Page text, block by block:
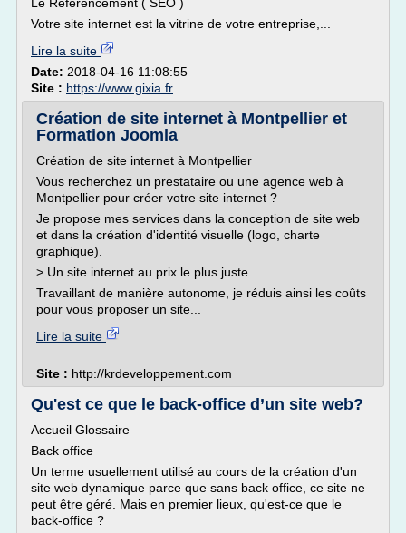
Votre site internet est la vitrine de votre entreprise,...
Lire la suite
Date: 2018-04-16 11:08:55
Site : https://www.gixia.fr
Création de site internet à Montpellier et
Formation Joomla
Création de site internet à Montpellier
Vous recherchez un prestataire ou une agence web à
Montpellier pour créer votre site internet ?
Je propose mes services dans la conception de site web
et dans la création d'identité visuelle (logo, charte
graphique).
> Un site internet au prix le plus juste
Travaillant de manière autonome, je réduis ainsi les coûts
pour vous proposer un site...
Lire la suite
Site : http://krdeveloppement.com
Qu'est ce que le back-office d’un site web?
Accueil Glossaire
Back office
Un terme usuellement utilisé au cours de la création d'un
site web dynamique parce que sans back office, ce site ne
peut être géré. Mais en premier lieux, qu'est-ce que le
back-office ?